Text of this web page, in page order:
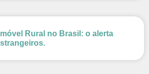
Rural no Brasil: o alerta